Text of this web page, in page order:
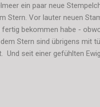
ein paar neue
Stern. Vor lauter neuen
bekommen habe -
Stern sind übrigens mit
seit einer gefühlten
Da werden irgendwie